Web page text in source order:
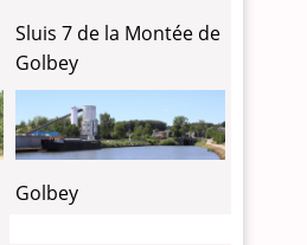
Sluis 7 de la Montée de
Golbey
Golbey